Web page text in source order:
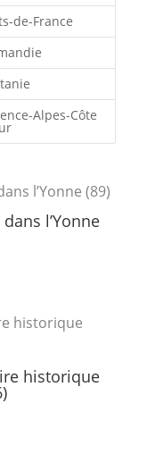
de-France
Alpes-Côte
l’Yonne
historique